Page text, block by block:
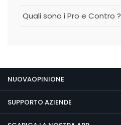
Quali sono i Pro e Contro ?
NUOVAOPINIONE
SUPPORTO AZIENDE